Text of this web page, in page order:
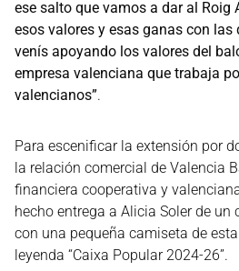
ese salto que vamos a dar al Roig
esos valores y esas ganas con
venís apoyando los valores del
empresa valenciana que trabaja
valencianos”.
Para escenificar la extensión por
la relación comercial de Valencia
financiera cooperativa y
hecho entrega a Alicia Soler de
con una pequeña camiseta de
leyenda “Caixa Popular 2024-26”.